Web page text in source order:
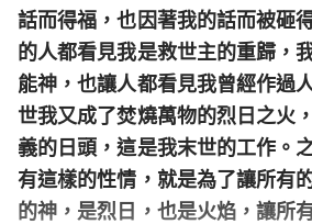
話而得福，也因著我的話而被砸
的人都看見我是救世主的重歸，
能神，也讓人都看見我曾經作過
世我又成了焚燒萬物的烈日之火
義的日頭，這是我末世的工作。
有這樣的性情，就是為了讓所有
的神，是烈日，也是火焰，讓所